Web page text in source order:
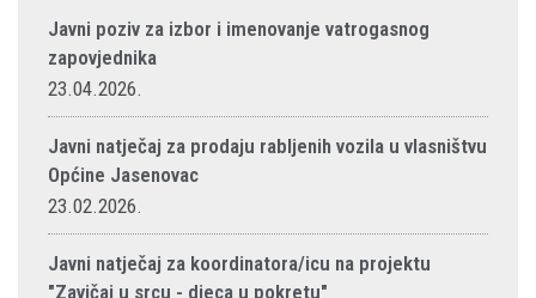
Javni poziv za izbor i imenovanje vatrogasnog
zapovjednika
23.04.2026.
Javni natječaj za prodaju rabljenih vozila u vlasništvu
Općine Jasenovac
23.02.2026.
Javni natječaj za koordinatora/icu na projektu
"Zavičaj u srcu - djeca u pokretu"